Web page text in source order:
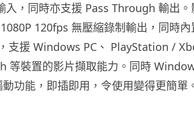
入，同時亦支援 Pass Through 輸出。
120fps 無壓縮錄制輸出，同時
支援 Windows PC、 PlayStation /
等裝置的影片擷取能力。同時
功能，即插即用，令使用變得更簡單